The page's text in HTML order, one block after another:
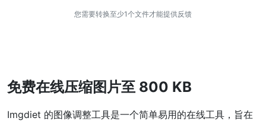
在线将多个EBP图像转换为PNG
HEIC 转 JPG
您需要转换至少1个文件才能提供反馈
免费在线压缩图片至 800 KB
Imgdiet 的图像调整工具是一个简单易用的在线工具，旨在